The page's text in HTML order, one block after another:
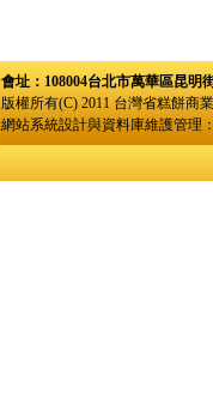
會址：108004台北市萬華區昆明
版權所有(C) 2011 台灣省糕餅商
網站系統設計與資料庫維護管理